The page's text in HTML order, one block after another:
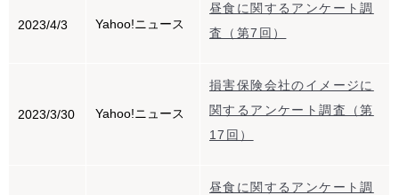
2023/4/3 Yahoo!ニュース
昼食に関するアンケート調
査（第7回）
2023/3/30 Yahoo!ニュース
損害保険会社のイメージに
関するアンケート調査（第
17回）
昼食に関するアンケート調